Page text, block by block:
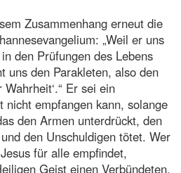
Zusammenhang erneut die
„Weil er uns
den Prüfungen des Lebens
uns den Parakleten, also den
Er sei ein
nicht empfangen kann, solange
den Armen unterdrückt, den
den Unschuldigen tötet. Wer
für alle empfindet,
Geist einen Verbündeten,